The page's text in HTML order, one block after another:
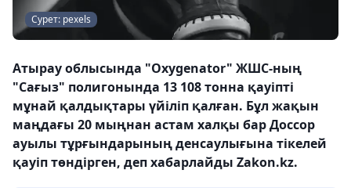
Сурет: pexels
Атырау облысында "Оxygenator" ЖШС-ның
"Сағыз" полигонында 13 108 тонна қауіпті
мұнай қалдықтары үйіліп қалған. Бұл жақын
маңдағы 20 мыңнан астам халқы бар Доссор
ауылы тұрғындарының денсаулығына тікелей
қауіп төндірген, деп хабарлайды Zakon.kz.